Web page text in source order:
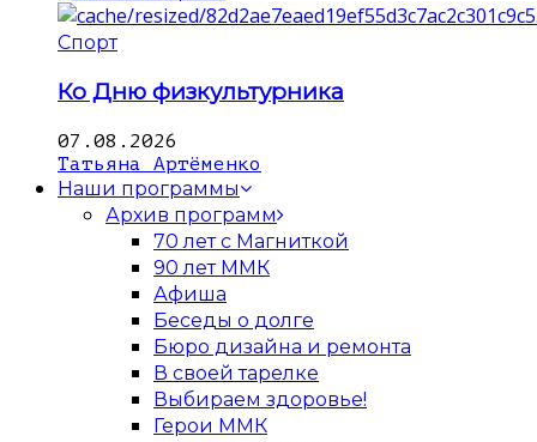
Спорт
Ко Дню физкультурника
07.08.2026
Татьяна Артёменко
Наши программы
Архив программ
70 лет с Магниткой
90 лет ММК
Афиша
Беседы о долге
Бюро дизайна и ремонта
В своей тарелке
Выбираем здоровье!
Герои ММК